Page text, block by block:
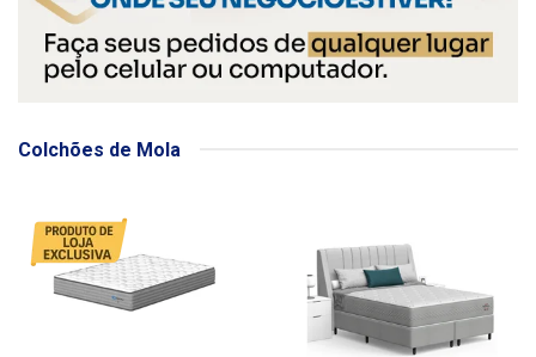
Colchões de Mola